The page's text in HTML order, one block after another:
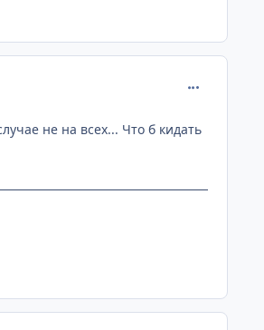
не на всех... Что б кидать